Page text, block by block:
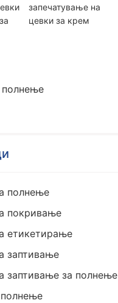
запечатување на
цевки за крем
полнење
покривање
етикетирање
заптивање
заптивање за полнење
полнење